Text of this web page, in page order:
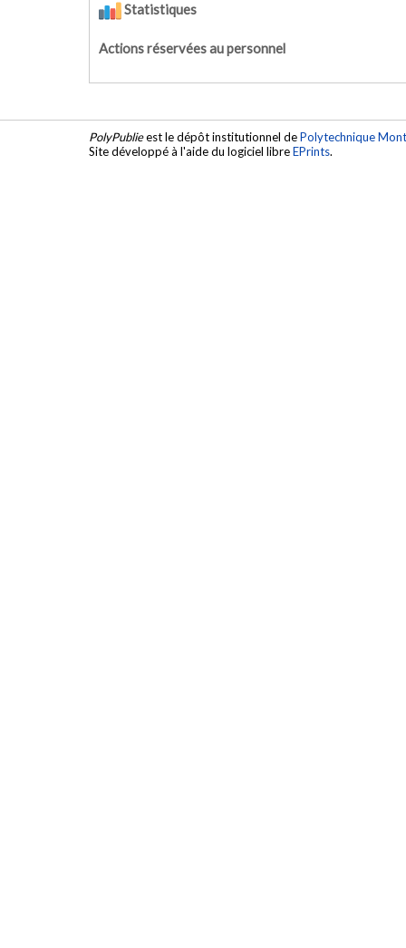
Statistiques
Actions réservées au personnel
PolyPublieest le dépôt institutionnel dePolytechnique
Site développé à l'aide du logiciel libreEPrints.